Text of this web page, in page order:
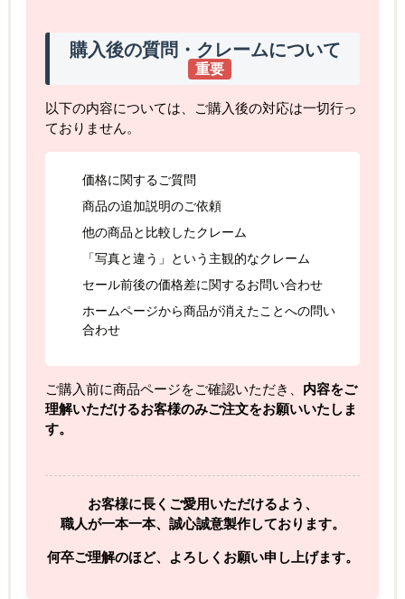
購入後の質問・クレームについて
重要
以下の内容については、ご購入後の対応は一切行っ
ておりません。
価格に関するご質問
商品の追加説明のご依頼
他の商品と比較したクレーム
「写真と違う」という主観的なクレーム
セール前後の価格差に関するお問い合わせ
ホームページから商品が消えたことへの問い
合わせ
ご購入前に商品ページをご確認いただき、 内容をご
理解いただけるお客様のみご注文をお願いいたしま
す。
お客様に長くご愛用いただけるよう、
職人が一本一本、誠心誠意製作しております。
何卒ご理解のほど、よろしくお願い申し上げます。